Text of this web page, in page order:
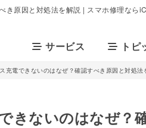
き原因と対処法を解説 | スマホ修理なら
サービス トピ
充電できないのはなぜ？確認すべき原因と対処法
きないのはなぜ？